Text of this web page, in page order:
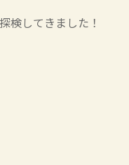
検してきました！